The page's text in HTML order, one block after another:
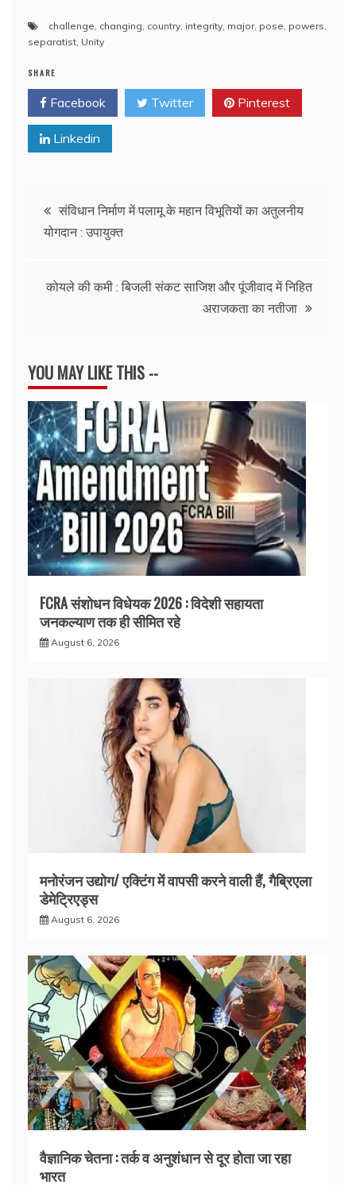
challenge changing country integrity major, pose powers
separatist Unity
SHARE
Facebook Twitter Pinterest
Linkedin
Post
navigation
संविधान निर्माण में पलामू के महान विभूतियों का अतुलनीय
योगदान : उपायुक्त
कोयले की कमी : बिजली संकट साजिश और पूंजीवाद में निहित
अराजकता का नतीजा
YOU MAY LIKE THIS --
FCRA संशोधन विधेयक 2026 : विदेशी सहायता
जनकल्याण तक ही सीमित रहे
August 6, 2026
मनोरंजन उद्योग/ एक्टिंग में वापसी करने वाली हैं, गैब्रिएला
डेमेट्रिएड्स
August 6, 2026
वैज्ञानिक चेतना : तर्क व अनुशंधान से दूर होता जा रहा
भारत